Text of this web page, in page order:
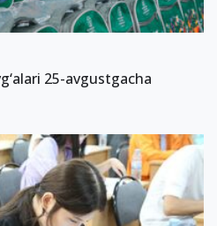
25-avgustgacha